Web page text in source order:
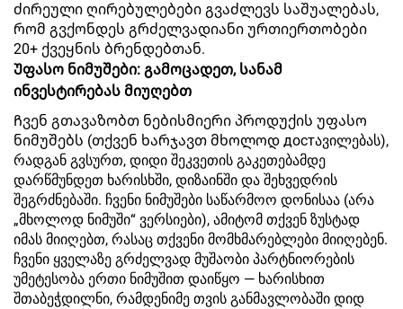
ძირეული ღირებულებები გვაძლევს საშუალებას,
რომ გვქონდეს გრძელვადიანი ურთიერთობები
20+ ქვეყნის ბრენდებთან.
Უფასო ნიმუშები: გამოცადეთ, სანამ
ინვესტირებას მიუღებთ
Ჩვენ გთავაზობთ ნებისმიერი პროდუქის უფასო
ნიმუშებს (თქვენ ხარჯავთ მხოლოდ достავილებას),
რადგან გვსურთ, დიდი შეკვეთის გაკეთებამდე
დარწმუნდეთ ხარისხში, დიზაინში და შეხვედრის
შეგრძნებაში. ჩვენი ნიმუშები საწარმოო დონისაა (არა
„მხოლოდ ნიმუში“ ვერსიები), ამიტომ თქვენ ზუსტად
იმას მიიღებთ, რასაც თქვენი მომხმარებლები მიიღებენ.
ჩვენი ყველაზე გრძელვად მუშაობი პარტნიორების
უმეტესობა ერთი ნიმუშით დაიწყო — ხარისხით
შთაბეჭდილნი, რამდენიმე თვის განმავლობაში დიდ